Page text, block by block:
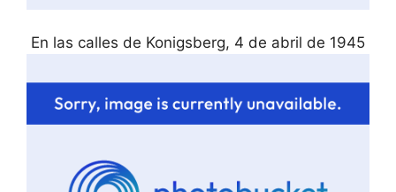
En las calles de Konigsberg, 4 de abril de 1945